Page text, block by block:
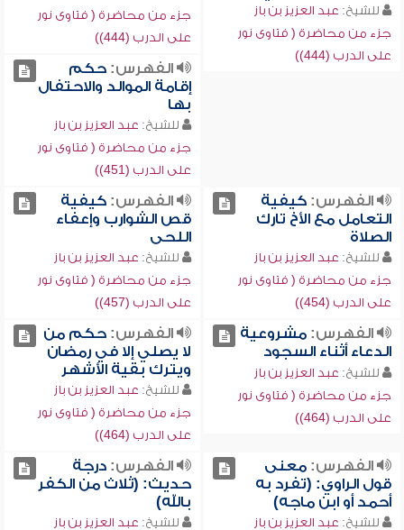
للشيخ: عبد العزيز بن باز
جزء من محاضرة ( فتاوى نور
على الدرب (444))
جزء من محاضرة ( فتاوى نور
على الدرب (444))
الفهرس:حكم
إقامة الموالد والاحتفال
بها
للشيخ: عبد العزيز بن باز
جزء من محاضرة ( فتاوى نور
على الدرب (451))
الفهرس:كيفية
التعامل مع الأخ تارك
الصلاة
للشيخ: عبد العزيز بن باز
جزء من محاضرة ( فتاوى نور
على الدرب (454))
الفهرس:كيفية
قص الشوارب وإعفاء
اللحى
للشيخ: عبد العزيز بن باز
جزء من محاضرة ( فتاوى نور
على الدرب (457))
الفهرس:مشروعية
الدعاء أثناء السجود
للشيخ: عبد العزيز بن باز
جزء من محاضرة ( فتاوى نور
على الدرب (464))
الفهرس:حكم من
لا يصلي إلا في رمضان
ويترك بقية الأشهر
للشيخ: عبد العزيز بن باز
جزء من محاضرة ( فتاوى نور
على الدرب (464))
الفهرس:معنى
قول الراوي: (تفرد به
أحمد أو ابن ماجه)
للشيخ: عبد العزيز بن باز
الفهرس:درجة
حديث: (ثلاث من الكفر
بالله)
للشيخ: عبد العزيز بن باز